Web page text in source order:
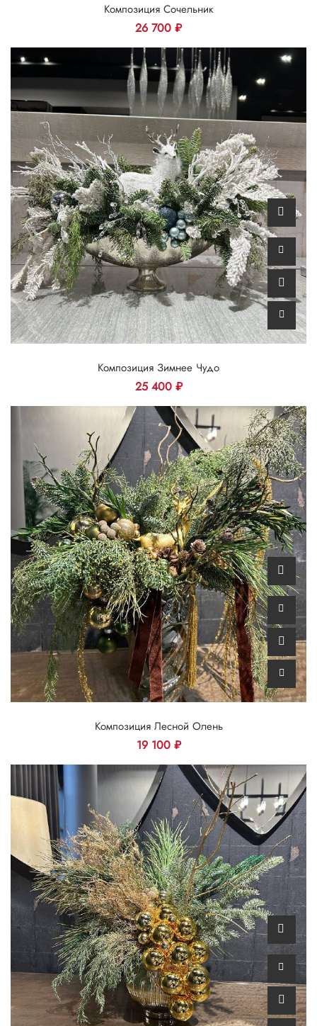
Композиция Сочельник
26 700 ₽
Композиция Зимнее Чудо
25 400 ₽
Композиция Лесной Олень
19 100 ₽